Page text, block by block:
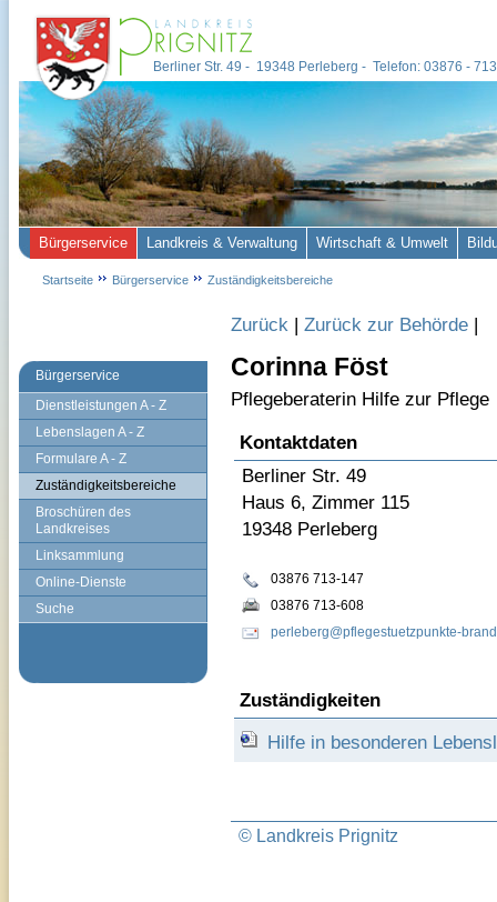
Bürgerservice
Dienstleistungen A - Z
Lebenslagen A - Z
Formulare A - Z
Zuständigkeitsbereiche
Broschüren des
Landkreises
Linksammlung
Online-Dienste
Suche
Zurück | Zurück zur Behörde |
Corinna Föst
Pflegeberaterin Hilfe zur Pflege
Kontaktdaten
Berliner Str. 49
Haus 6, Zimmer 115
19348 Perleberg
03876 713-147
03876 713-608
perleberg@pflegestuetzpunkte-
Zuständigkeiten
Hilfe in besonderen
© Landkreis Prignitz
Berliner Str. 49 - 19348 Perleberg - Telefon: 03876 -
Bürgerservice Landkreis & Verwaltung Wirtschaft & Umwelt
Startseite Bürgerservice Zuständigkeitsbereiche